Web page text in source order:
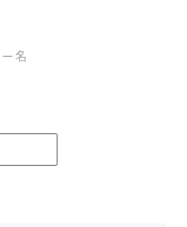
名
ざいます！
加決定！